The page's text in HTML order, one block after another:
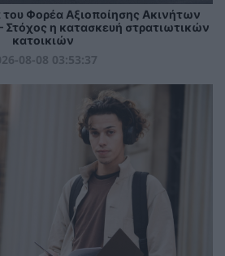
του Φορέα Αξιοποίησης Ακινήτων
η κατασκευή στρατιωτικών
κατοικιών
08-08 03:53:37